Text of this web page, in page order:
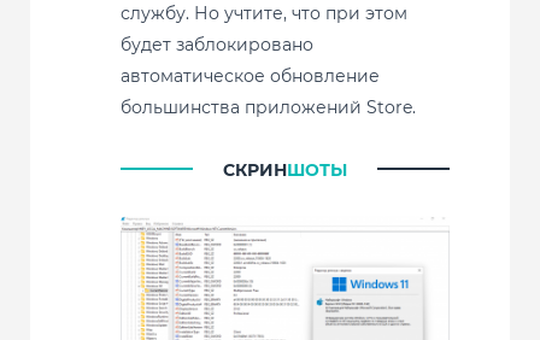
службу. Но учтите, что при этом
будет заблокировано
автоматическое обновление
большинства приложений Store.
СКРИНШОТЫ